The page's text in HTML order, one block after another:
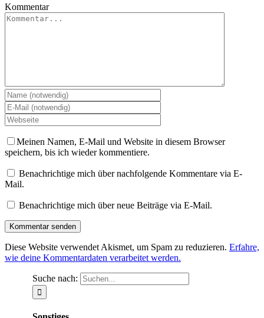
Kommentar
Meinen Namen, E-Mail und Website in diesem Browser
speichern, bis ich wieder kommentiere.
Benachrichtige mich über nachfolgende Kommentare via E-
Mail.
Benachrichtige mich über neue Beiträge via E-Mail.
Diese Website verwendet Akismet, um Spam zu reduzieren. Erfahre,
wie deine Kommentardaten verarbeitet werden.
Suche nach: